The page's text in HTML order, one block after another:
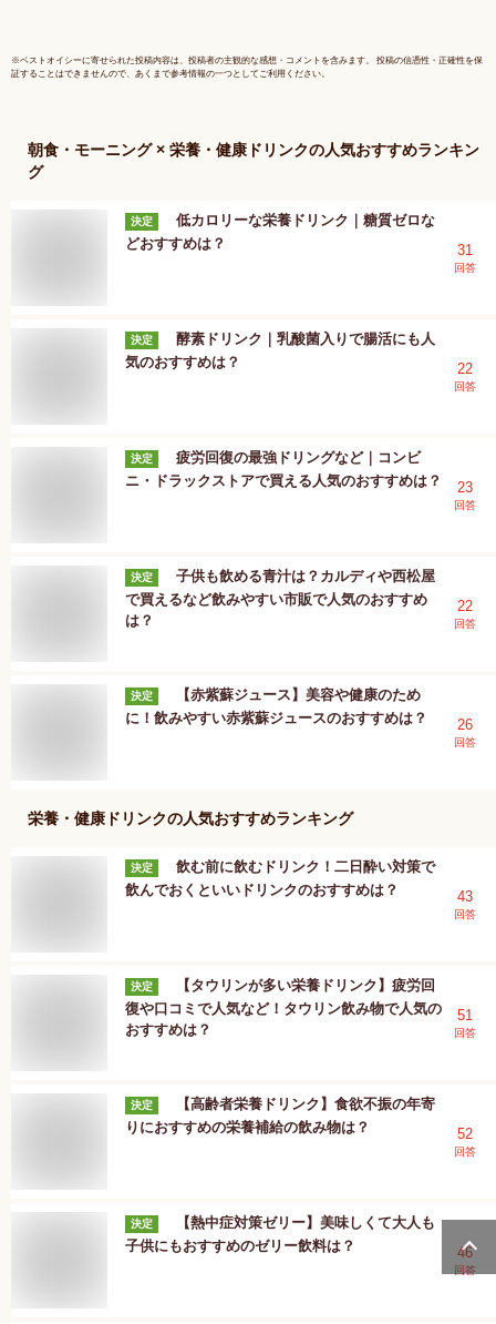
※ベストオイシーに寄せられた投稿内容は、投稿者の主観的な感想・コメントを含みます。 投稿の信憑性・正確性を保
証することはできませんので、あくまで参考情報の一つとしてご利用ください。
朝食・モーニング × 栄養・健康ドリンクの人気おすすめランキン
グ
決定
低カロリーな栄養ドリンク｜糖質ゼロな
どおすすめは？
31
回答
決定
酵素ドリンク｜乳酸菌入りで腸活にも人
気のおすすめは？
22
回答
決定
疲労回復の最強ドリングなど｜コンビ
ニ・ドラックストアで買える人気のおすすめは？
23
回答
決定
子供も飲める青汁は？カルディや西松屋
で買えるなど飲みやすい市販で人気のおすすめ
は？
22
回答
決定
【赤紫蘇ジュース】美容や健康のため
に！飲みやすい赤紫蘇ジュースのおすすめは？
26
回答
栄養・健康ドリンクの人気おすすめランキング
決定
飲む前に飲むドリンク！二日酔い対策で
飲んでおくといいドリンクのおすすめは？
43
回答
決定
【タウリンが多い栄養ドリンク】疲労回
復や口コミで人気など！タウリン飲み物で人気の
おすすめは？
51
回答
決定
【高齢者栄養ドリンク】食欲不振の年寄
りにおすすめの栄養補給の飲み物は？
52
回答
決定
【熱中症対策ゼリー】美味しくて大人も
子供にもおすすめのゼリー飲料は？
46
回答